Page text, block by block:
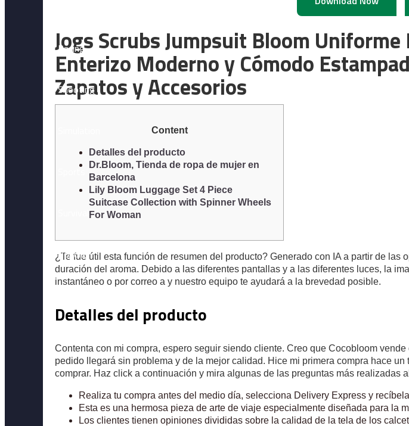
Racing
Shooting
Sports
Popular
Jogs Scrubs Jumpsuit Bloom
Enterizo Moderno y Cómodo
Zapatos y Accesorios
Content
Detalles del producto
Dr.Bloom, Tienda de ropa de mujer en
Barcelona
Lily Bloom Luggage Set 4 Piece
Suitcase Collection with Spinner Wheels
For Woman
¿Te fue útil esta función de resumen del producto? Generado con IA a partir de
duración del aroma. Debido a las diferentes pantallas y a las diferentes luces, la
instantáneo o por correo a y nuestro equipo te ayudará a la brevedad posible.
Detalles del producto
Contenta con mi compra, espero seguir siendo cliente. Creo que Cocobloom
pedido llegará sin problema y de la mejor calidad. Hice mi primera compra hace
comprar. Haz click a continuación y mira algunas de las preguntas más realizadas
Realiza tu compra antes del medio día, selecciona Delivery Express y
Esta es una hermosa pieza de arte de viaje especialmente diseñada para la
Los clientes tienen opiniones divididas sobre la calidad de la tela de los